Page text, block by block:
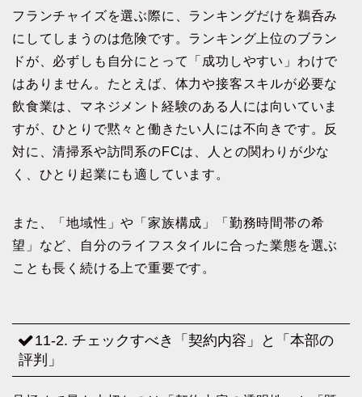
フランチャイズを選ぶ際に、ランキングだけを鵜呑み
にしてしまうのは危険です。ランキング上位のブラン
ドが、必ずしも自分にとって「成功しやすい」わけで
はありません。たとえば、体力や接客スキルが必要な
飲食業は、マネジメント経験のある人には向いていま
すが、ひとりで黙々と働きたい人には不向きです。反
対に、清掃系や訪問系のFCは、人との関わりが少な
く、ひとり起業にも適しています。
また、「地域性」や「家族構成」「勤務時間帯の希
望」など、自分のライフスタイルに合った業態を選ぶ
ことも長く続ける上で重要です。
11-2. チェックすべき「契約内容」と「本部の
評判」